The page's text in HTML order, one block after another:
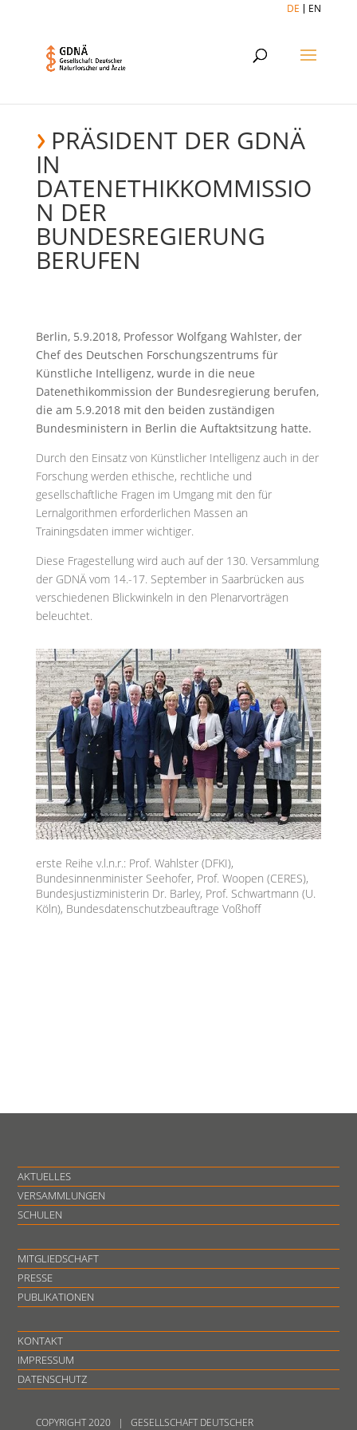
DE EN
PRÄSIDENT DER GDNÄ
IN
DATENETHIKKOMMISSIO
N DER
BUNDESREGIERUNG
BERUFEN
Berlin, 5.9.2018, Professor Wolfgang Wahlster, der
Chef des Deutschen Forschungszentrums für
Künstliche Intelligenz, wurde in die neue
Datenethikommission der Bundesregierung berufen,
die am 5.9.2018 mit den beiden zuständigen
Bundesministern in Berlin die Auftaktsitzung hatte.
Durch den Einsatz von Künstlicher Intelligenz auch in der
Forschung werden ethische, rechtliche und
gesellschaftliche Fragen im Umgang mit den für
Lernalgorithmen erforderlichen Massen an
Trainingsdaten immer wichtiger.
Diese Fragestellung wird auch auf der 130. Versammlung
der GDNÄ vom 14.-17. September in Saarbrücken aus
verschiedenen Blickwinkeln in den Plenarvorträgen
beleuchtet.
erste Reihe v.l.n.r.: Prof. Wahlster (DFKI),
Bundesinnenminister Seehofer, Prof. Woopen (CERES),
Bundesjustizministerin Dr. Barley, Prof. Schwartmann (U.
Köln), Bundesdatenschutzbeauftrage Voßhoff
AKTUELLES
VERSAMMLUNGEN
SCHULEN
MITGLIEDSCHAFT
PRESSE
PUBLIKATIONEN
KONTAKT
IMPRESSUM
DATENSCHUTZ
COPYRIGHT 2020 | GESELLSCHAFT DEUTSCHER